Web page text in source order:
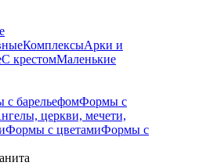
КомплексыАрки и
С крестомМаленькие
барельефомФормы с
церкви, мечети,
Формы с цветамиФормы с